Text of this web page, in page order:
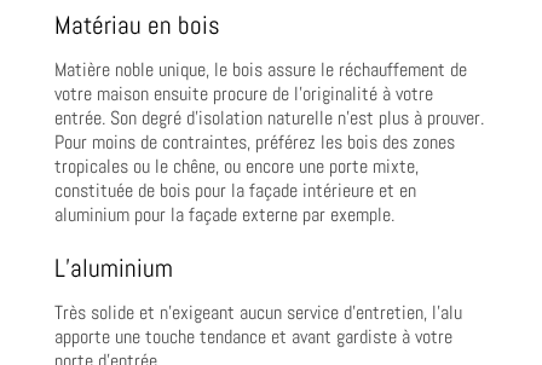
Matériau en bois
Matière noble unique, le bois assure le réchauffement de
votre maison ensuite procure de l’originalité à votre
entrée. Son degré d’isolation naturelle n’est plus à prouver.
Pour moins de contraintes, préférez les bois des zones
tropicales ou le chêne, ou encore une porte mixte,
constituée de bois pour la façade intérieure et en
aluminium pour la façade externe par exemple.
L’aluminium
Très solide et n’exigeant aucun service d’entretien, l’alu
apporte une touche tendance et avant gardiste à votre